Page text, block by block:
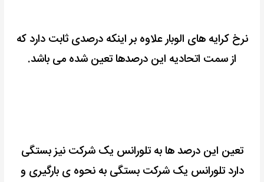
نرخ کرایه های الوبار علاوه بر اینکه درصدی ثابت دارد که
از سمت اتحادیه این درصدها تعین شده می باشد.
تعین این درصد ها به تلورانس یک شرکت نیز بستگی
دارد تلورانس یک شرکت بستگی به نحوه ی بارگیری و